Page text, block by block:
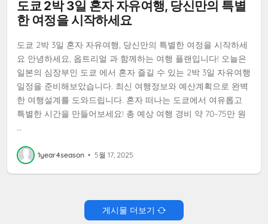
도쿄 2박 3일 혼자 자유여행, 당신만의 특별
한 여정을 시작하세요
도쿄 2박 3일 혼자 자유여행, 당신만의 특별한 여정을 시작하세
요 안녕하세요, 옵트리얼 과 함께하는 여행 플랜입니다! 오늘은
일본의 심장부인 도쿄 에서 혼자 즐길 수 있는 2박 3일 자유여행
일정을 준비해보았습니다. 최신 여행정보와 예산계획으로 완벽
한 여행설계를 도와드립니다. 혼자 떠나는 도쿄에서 여유롭고
특별한 시간을 만들어보세요! 총 예상 여행 경비 약 70~75만 원
…
1year4season • 5월 17, 2025
게시물 더보기